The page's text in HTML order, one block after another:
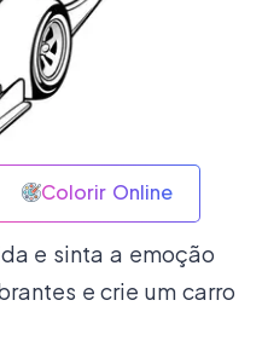
Colorir Online
e sinta a emoção
e crie um carro